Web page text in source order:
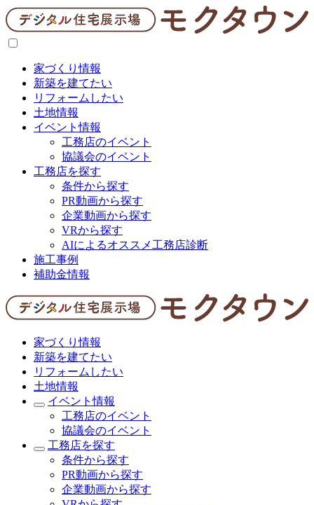
家づくり情報
新築を建てたい
リフォームしたい
土地情報
イベント情報
工務店のイベント
協議会のイベント
工務店を探す
条件から探す
PR動画から探す
企業動画から探す
VRから探す
AIによるオススメ工務店診断
施工事例
補助金情報
家づくり情報
新築を建てたい
リフォームしたい
土地情報
イベント情報
工務店のイベント
協議会のイベント
工務店を探す
条件から探す
PR動画から探す
企業動画から探す